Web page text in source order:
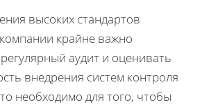
высоких стандартов
крайне важно
аудит и оценивать
внедрения систем контроля
необходимо для того, чтобы